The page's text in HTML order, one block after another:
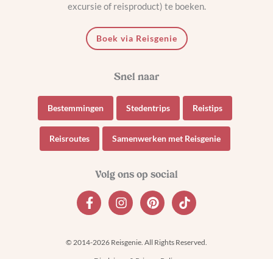
excursie of reisproduct) te boeken.
Boek via Reisgenie
Bestemmingen Stedentrips Reistips
Reisroutes Samenwerken met Reisgenie
© 2014-2026 Reisgenie. All Rights Reserved.